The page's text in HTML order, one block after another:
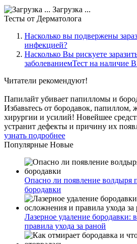
Загрузка ...
Тесты от Дерматолога
Насколько вы подвержены
инфекцией?
Насколько Вы рискуете
заболеваниемТест на наличие
Читатели рекомендуют!
Папилайт убивает папилломы и
Избавьтесь от бородавок, папиллом,
хирургии и усилий! Новейшее
устранит дефекты и причину их
узнать подробнее
Популярные Новые
Опасно ли появление волдыря
бородавки
Лазерное удаление
правила ухода за раной